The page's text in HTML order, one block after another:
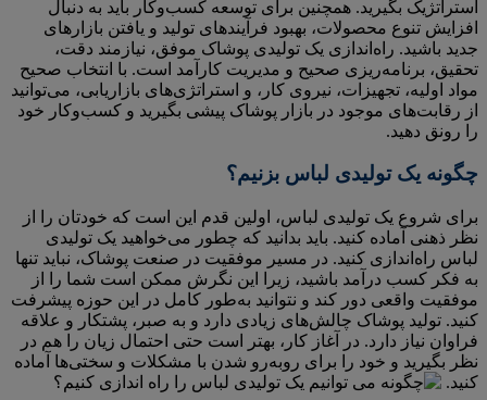
استراتژیک بگیرید. همچنین برای توسعه کسب‌وکار باید به دنبال
افزایش تنوع محصولات، بهبود فرآیندهای تولید و یافتن بازارهای
جدید باشید. راه‌اندازی یک تولیدی پوشاک موفق، نیازمند دقت،
تحقیق، برنامه‌ریزی صحیح و مدیریت کارآمد است. با انتخاب صحیح
مواد اولیه، تجهیزات، نیروی کار، و استراتژی‌های بازاریابی، می‌توانید
از رقابت‌های موجود در بازار پوشاک پیشی بگیرید و کسب‌وکار خود
را رونق دهید.
چگونه یک تولیدی لباس بزنیم؟
برای شروع یک تولیدی لباس، اولین قدم این است که خودتان را از
نظر ذهنی آماده کنید. باید بدانید که چطور می‌خواهید یک تولیدی
لباس راه‌اندازی کنید. در مسیر موفقیت در صنعت پوشاک، نباید تنها
به فکر کسب درآمد باشید، زیرا این نگرش ممکن است شما را از
موفقیت واقعی دور کند و نتوانید به‌طور کامل در این حوزه پیشرفت
کنید. تولید پوشاک چالش‌های زیادی دارد و به صبر، پشتکار و علاقه
فراوان نیاز دارد. در آغاز کار، بهتر است حتی احتمال زیان را هم در
نظر بگیرید و خود را برای روبه‌رو شدن با مشکلات و سختی‌ها آماده
کنید.